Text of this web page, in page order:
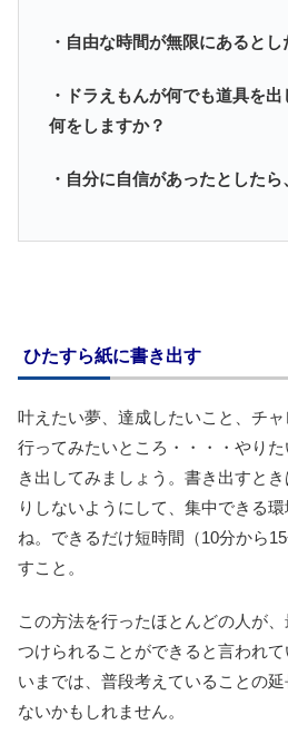
・自由な時間が無限にあると
・ドラえもんが何でも道具を出
何をしますか？
・自分に自信があったとした
ひたすら紙に書き出す
叶えたい夢、達成したいこと、チャ
行ってみたいところ・・・・やり
き出してみましょう。書き出すと
りしないようにして、集中できる
ね。できるだけ短時間（10分から
すこと。
この方法を行ったほとんどの人が
つけられることができると言われ
いまでは、普段考えていることの
ないかもしれません。